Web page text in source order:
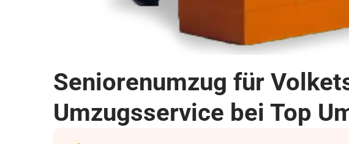
Seniorenumzug für
Umzugsservice bei Top